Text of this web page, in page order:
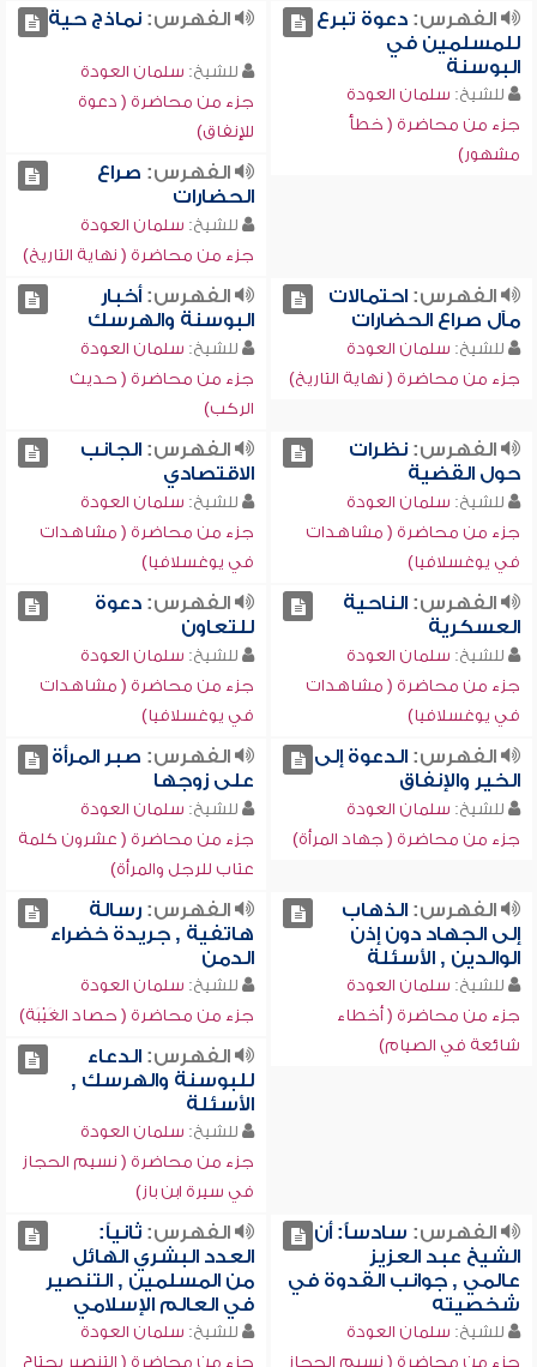
الفهرس:دعوة تبرع
للمسلمين في
البوسنة
للشيخ: سلمان العودة
جزء من محاضرة ( خطأ
مشهور)
الفهرس:نماذج حية
للشيخ: سلمان العودة
جزء من محاضرة ( دعوة
للإنفاق)
الفهرس: صراع
الحضارات
للشيخ: سلمان العودة
جزء من محاضرة ( نهاية التاريخ)
الفهرس:احتمالات
مآل صراع الحضارات
للشيخ: سلمان العودة
جزء من محاضرة ( نهاية التاريخ)
الفهرس:أخبار
البوسنة والهرسك
للشيخ: سلمان العودة
جزء من محاضرة ( حديث
الركب)
الفهرس:نظرات
حول القضية
للشيخ: سلمان العودة
جزء من محاضرة ( مشاهدات
في يوغسلافيا)
الفهرس:الجانب
الاقتصادي
للشيخ: سلمان العودة
جزء من محاضرة ( مشاهدات
في يوغسلافيا)
الفهرس:الناحية
العسكرية
للشيخ: سلمان العودة
جزء من محاضرة ( مشاهدات
في يوغسلافيا)
الفهرس:دعوة
للتعاون
للشيخ: سلمان العودة
جزء من محاضرة ( مشاهدات
في يوغسلافيا)
الفهرس:الدعوة إلى
الخير والإنفاق
للشيخ: سلمان العودة
جزء من محاضرة ( جهاد المرأة)
الفهرس: صبر المرأة
على زوجها
للشيخ: سلمان العودة
جزء من محاضرة ( عشرون كلمة
عتاب للرجل والمرأة)
الفهرس:الذهاب
إلى الجهاد دون إذن
الوالدين , الأسئلة
للشيخ: سلمان العودة
جزء من محاضرة ( أخطاء
شائعة في الصيام)
الفهرس:رسالة
هاتفية , جريدة خضراء
الدمن
للشيخ: سلمان العودة
جزء من محاضرة ( حصاد الغَيْبَة)
الفهرس:الدعاء
للبوسنة والهرسك ,
الأسئلة
للشيخ: سلمان العودة
جزء من محاضرة ( نسيم الحجاز
في سيرة ابن باز)
الفهرس: سادساًً: أن
الشيخ عبد العزيز
عالمي , جوانب القدوة في
شخصيته
للشيخ: سلمان العودة
جزء من محاضرة ( نسيم الحجاز
الفهرس:ثانياً:
العدد البشري الهائل
من المسلمين , التنصير
في العالم الإسلامي
للشيخ: سلمان العودة
جزء من محاضرة ( التنصير يجتاح